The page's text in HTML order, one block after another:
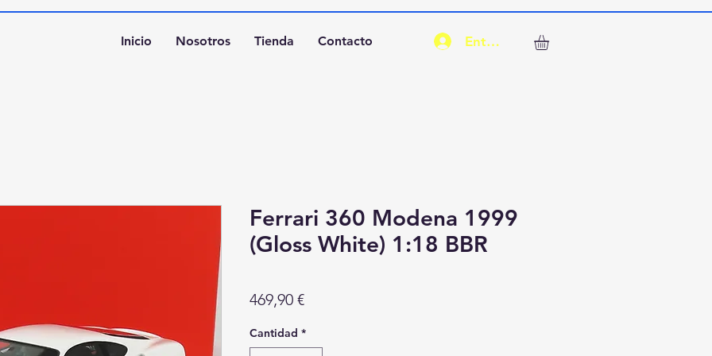
Inicio Nosotros Tienda Contacto Entrar
Ferrari 360 Modena 1999
(Gloss White) 1:18 BBR
469,90 €Precio
Cantidad *